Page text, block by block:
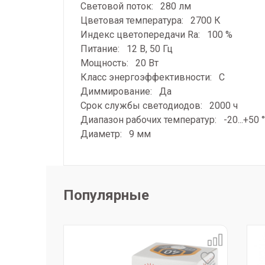
Световой поток: 280 лм
Цветовая температура: 2700 К
Индекс цветопередачи Ra: 100 %
Питание: 12 В, 50 Гц
Мощность: 20 Вт
Класс энергоэффективности: C
Диммирование: Да
Срок службы светодиодов: 2000 ч
Диапазон рабочих температур: -20...+50
Диаметр: 9 мм
Популярные